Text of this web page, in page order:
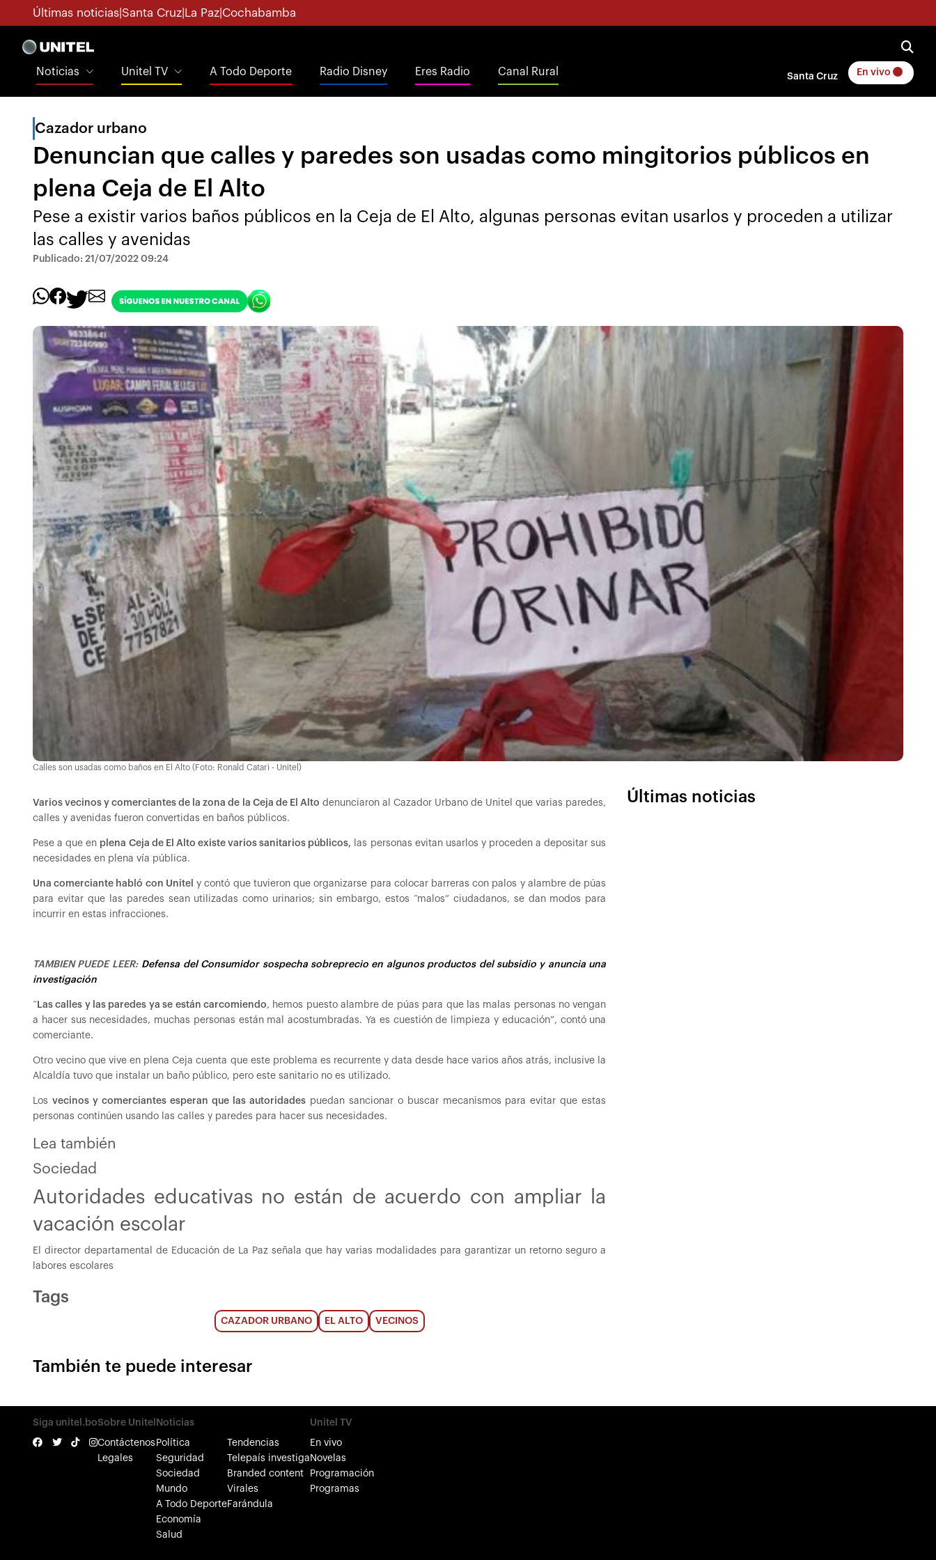
Últimas noticias Santa Cruz La Paz Cochabamba
Noticias Unitel TV A Todo Deporte Radio Disney Eres Radio Canal Rural Santa Cruz En vivo
Cazador urbano
Denuncian que calles y paredes son usadas como mingitorios públicos en
plena Ceja de El Alto
Pese a existir varios baños públicos en la Ceja de El Alto, algunas personas evitan usarlos y proceden a utilizar
las calles y avenidas
Publicado: 21/07/2022 09:24
Calles son usadas como baños en El Alto (Foto: Ronald Catari - Unitel)
Varios vecinos y comerciantes de la zona de la Ceja de El Alto denunciaron al Cazador Urbano de Unitel que varias paredes,
calles y avenidas fueron convertidas en baños públicos.
Pese a que en plena Ceja de El Alto existe varios sanitarios públicos, las personas evitan usarlos y proceden a depositar sus
necesidades en plena vía pública.
Una comerciante habló con Unitely contó que tuvieron que organizarse para colocar barreras con palos y alambre de púas
para evitar que las paredes sean utilizadas como urinarios; sin embargo, estos “malos” ciudadanos, se dan modos para
incurrir en estas infracciones.
TAMBIEN PUEDE LEER: Defensa del Consumidor sospecha sobreprecio en algunos productos del subsidio y anuncia una
investigación
“ Las calles y las paredes ya se están carcomiendo, hemos puesto alambre de púas para que las malas personas no vengan
a hacer sus necesidades, muchas personas están mal acostumbradas. Ya es cuestión de limpieza y educación”, contó una
comerciante.
Otro vecino que vive en plena Ceja cuenta que este problema es recurrente y data desde hace varios años atrás, inclusive la
Alcaldía tuvo que instalar un baño público, pero este sanitario no es utilizado.
Los vecinos y comerciantes esperan que las autoridadespuedan sancionar o buscar mecanismos para evitar que estas
personas continúen usando las calles y paredes para hacer sus necesidades.
Lea también
Sociedad
Autoridades educativas no están de acuerdo con ampliar la
vacación escolar
El director departamental de Educación de La Paz señala que hay varias modalidades para garantizar un retorno seguro a
labores escolares
Tags
CAZADOR URBANO EL ALTO VECINOS
Últimas noticias
También te puede interesar
Siga unitel.boSobre Unitel
Contáctenos
Legales
Noticias
Política
Seguridad
Sociedad
Mundo
A Todo Deporte
Economía
Salud
Tendencias
Telepaís investiga
Branded content
Virales
Farándula
Unitel TV
En vivo
Novelas
Programación
Programas